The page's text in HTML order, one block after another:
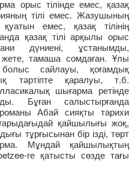
орыс тілінде емес, қазақ
тілі емес. Жазушының
емес, қазақ тілінің
қазақ тілі арқылы орыс
дүниені, ұстанымды,
тамаша сомдаған. Ұлы
сайлауы, қоғамдық
тәртіпте қаралуы, т.б.
шығарма ретінде
Бұған салыстырғанда
Абай сияқты тарихи
қайшылығы жоқ,
тұрғысынан бір ізді, төрт
Мұндай қайшылықтың
ге қатысты сөзде тағы